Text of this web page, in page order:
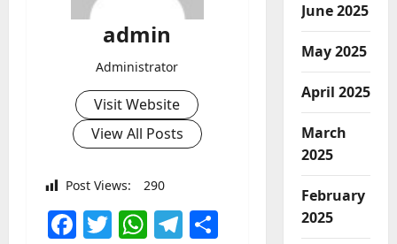
admin
Administrator
Visit Website
View All Posts
Post Views: 290
Facebook
Twitter
WhatsApp
Telegram
June 2025
May 2025
April 2025
March
2025
February
2025